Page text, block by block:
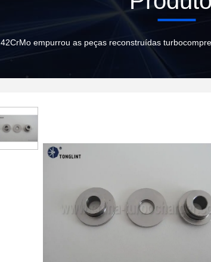
42CrMo empurrou as peças reconstruídas